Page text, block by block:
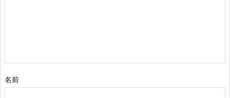
名前